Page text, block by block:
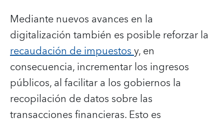
Mediante nuevos avances en la
digitalización también es posible reforzar la
recaudación de impuestosy, en
consecuencia, incrementar los ingresos
públicos, al facilitar a los gobiernos la
recopilación de datos sobre las
transacciones financieras. Esto es